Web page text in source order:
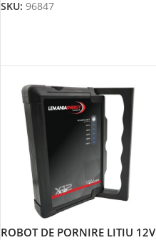
SKU: 96847
ROBOT DE PORNIRE LITIU 12V